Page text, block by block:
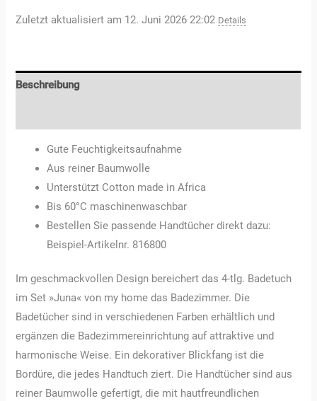
Zuletzt aktualisiert am 12. Juni 2026 22:02 Details
Beschreibung
Gute Feuchtigkeitsaufnahme
Aus reiner Baumwolle
Unterstützt Cotton made in Africa
Bis 60°C maschinenwaschbar
Bestellen Sie passende Handtücher direkt dazu:
Beispiel-Artikelnr. 816800
Im geschmackvollen Design bereichert das 4-tlg. Badetuch
im Set »Juna« von my home das Badezimmer. Die
Badetücher sind in verschiedenen Farben erhältlich und
ergänzen die Badezimmereinrichtung auf attraktive und
harmonische Weise. Ein dekorativer Blickfang ist die
Bordüre, die jedes Handtuch ziert. Die Handtücher sind aus
reiner Baumwolle gefertigt, die mit hautfreundlichen